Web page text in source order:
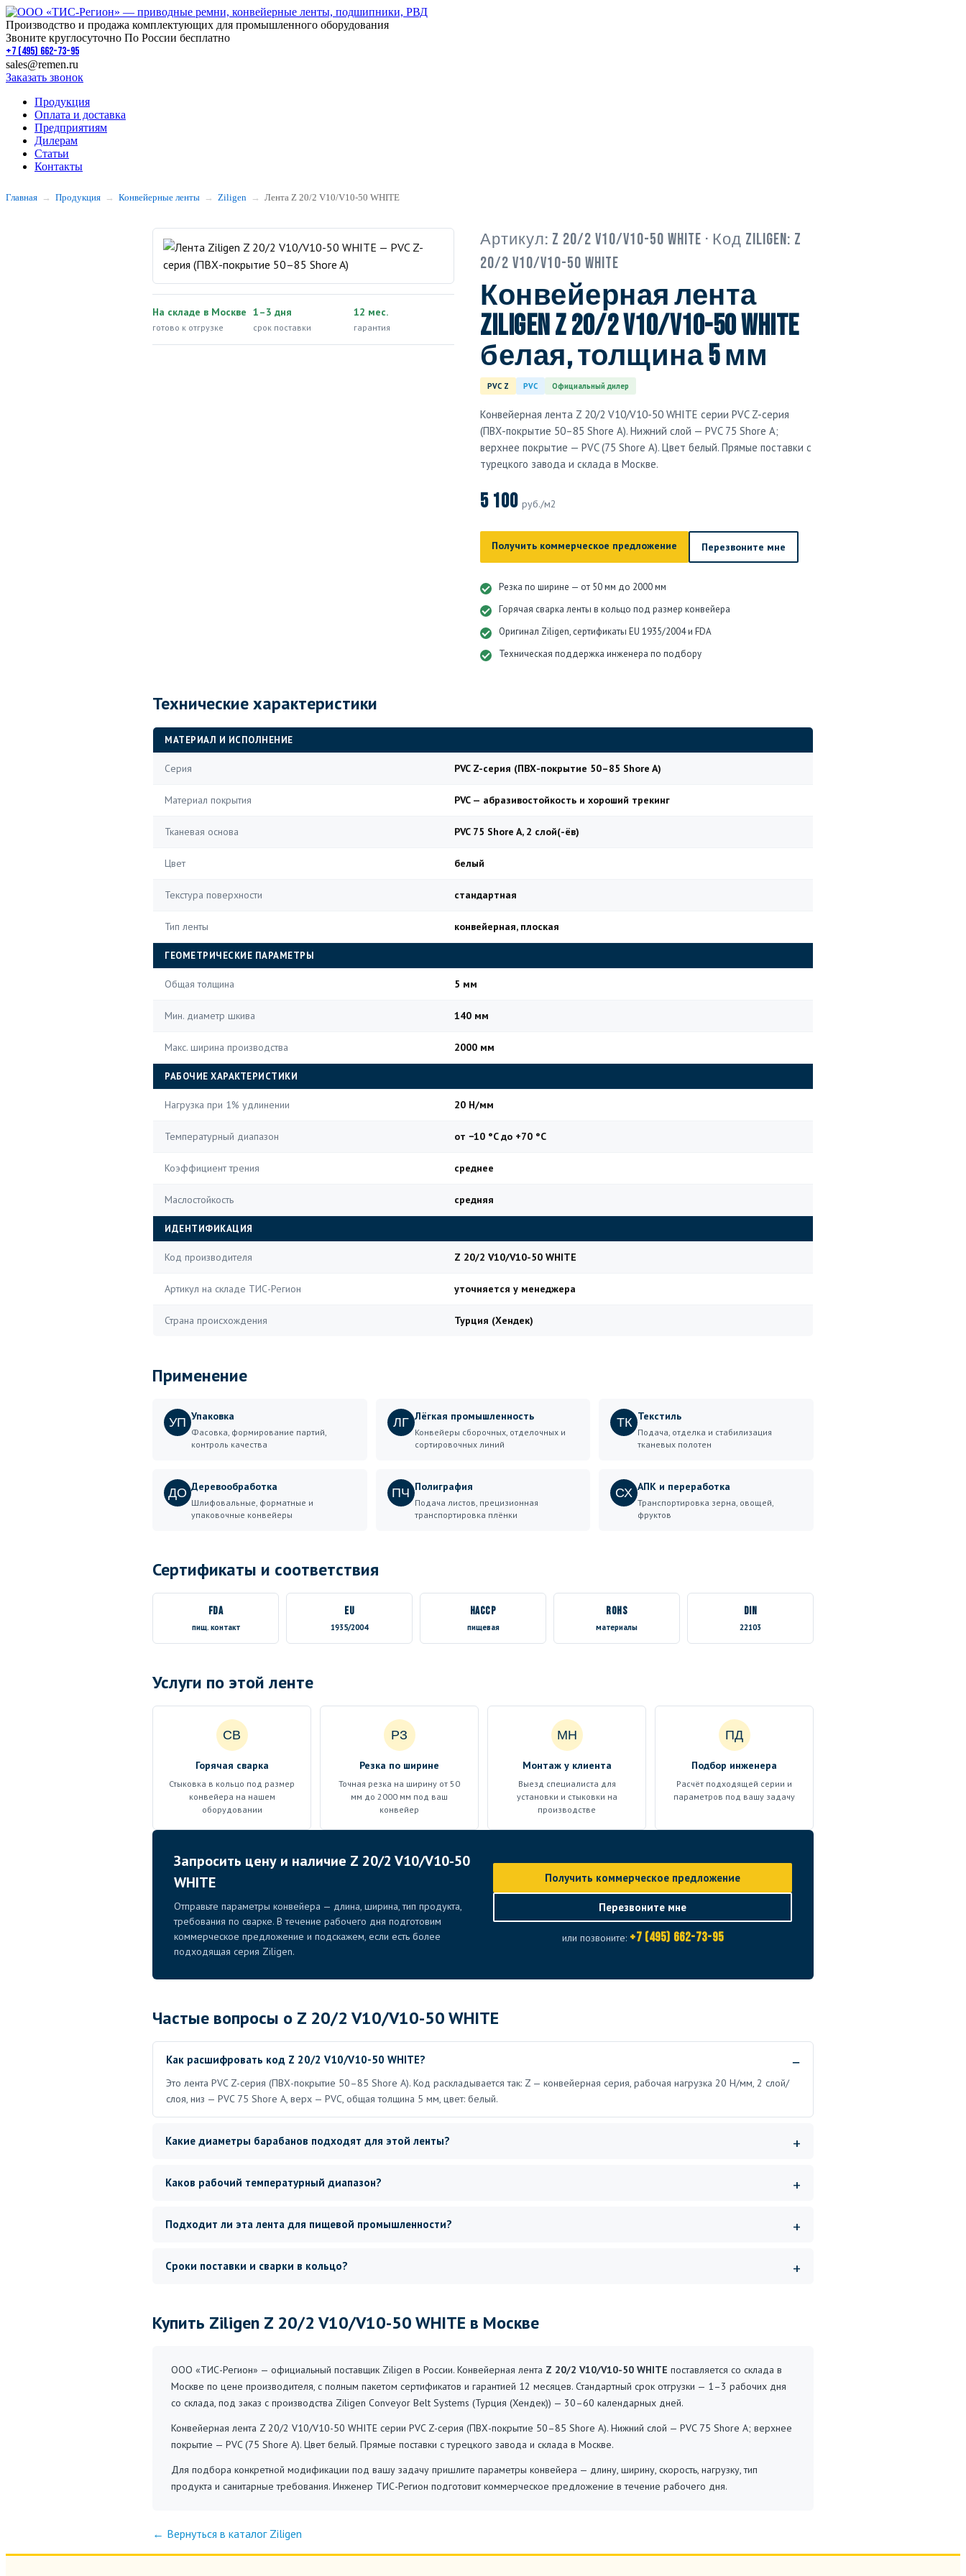
Производство и продажа комплектующих для промышленного оборудования
Звоните круглосуточно По России бесплатно
+7 (495) 662-73-95
sales@remen.ru
Заказать звонок
Продукция
Оплата и доставка
Предприятиям
Дилерам
Статьи
Контакты
Главная Продукция Конвейерные ленты Ziligen Лента Z 20/2 V10/V10-50 WHITE
На складе в Москве
готово к отгрузке
1–3 дня
срок поставки
12 мес.
гарантия
Артикул: Z 20/2 V10/V10-50 WHITE · Код Ziligen: Z
20/2 V10/V10-50 WHITE
Конвейерная лента
Ziligen Z 20/2 V10/V10-50 WHITE
белая, толщина 5 мм
PVC Z PVC Официальный дилер
Конвейерная лента Z 20/2 V10/V10-50 WHITE серии PVC Z-серия
(ПВХ-покрытие 50–85 Shore A). Нижний слой — PVC 75 Shore A;
верхнее покрытие — PVC (75 Shore A). Цвет белый. Прямые поставки с
турецкого завода и склада в Москве.
5 100 руб./м2
Получить коммерческое предложение Перезвоните мне
Резка по ширине — от 50 мм до 2000 мм
Горячая сварка ленты в кольцо под размер конвейера
Оригинал Ziligen, сертификаты EU 1935/2004 и FDA
Техническая поддержка инженера по подбору
Технические характеристики
МАТЕРИАЛ И ИСПОЛНЕНИЕ
Серия PVC Z-серия (ПВХ-покрытие 50–85 Shore A)
Материал покрытия PVC — абразивостойкость и хороший трекинг
Тканевая основа PVC 75 Shore A, 2 слой(-ёв)
Цвет белый
Текстура поверхности стандартная
Тип ленты конвейерная, плоская
ГЕОМЕТРИЧЕСКИЕ ПАРАМЕТРЫ
Общая толщина 5 мм
Мин. диаметр шкива 140 мм
Макс. ширина производства 2000 мм
РАБОЧИЕ ХАРАКТЕРИСТИКИ
Нагрузка при 1% удлинении 20 Н/мм
Температурный диапазон от −10 °C до +70 °C
Коэффициент трения среднее
Маслостойкость средняя
ИДЕНТИФИКАЦИЯ
Код производителя Z 20/2 V10/V10-50 WHITE
Артикул на складе ТИС-Регион уточняется у менеджера
Страна происхождения Турция (Хендек)
Применение
УП Упаковка
Фасовка, формирование партий,
контроль качества
ЛГ Лёгкая промышленность
Конвейеры сборочных, отделочных и
сортировочных линий
ТК Текстиль
Подача, отделка и стабилизация
тканевых полотен
ДО Деревообработка
Шлифовальные, форматные и
упаковочные конвейеры
ПЧ Полиграфия
Подача листов, прецизионная
транспортировка плёнки
СХ АПК и переработка
Транспортировка зерна, овощей,
фруктов
Сертификаты и соответствия
FDA
пищ. контакт
EU
1935/2004
HACCP
пищевая
RoHS
материалы
DIN
22103
Услуги по этой ленте
СВ
Горячая сварка
Стыковка в кольцо под размер
конвейера на нашем
оборудовании
РЗ
Резка по ширине
Точная резка на ширину от 50
мм до 2000 мм под ваш
конвейер
МН
Монтаж у клиента
Выезд специалиста для
установки и стыковки на
производстве
ПД
Подбор инженера
Расчёт подходящей серии и
параметров под вашу задачу
Запросить цену и наличие Z 20/2 V10/V10-50
WHITE
Отправьте параметры конвейера — длина, ширина, тип продукта,
требования по сварке. В течение рабочего дня подготовим
коммерческое предложение и подскажем, если есть более
подходящая серия Ziligen.
Получить коммерческое предложение
Перезвоните мне
или позвоните: +7 (495) 662-73-95
Частые вопросы о Z 20/2 V10/V10-50 WHITE
Как расшифровать код Z 20/2 V10/V10-50 WHITE?
Это лента PVC Z-серия (ПВХ-покрытие 50–85 Shore A). Код раскладывается так: Z — конвейерная серия, рабочая нагрузка 20 Н/мм, 2 слой/
слоя, низ — PVC 75 Shore A, верх — PVC, общая толщина 5 мм, цвет: белый.
Какие диаметры барабанов подходят для этой ленты?
Каков рабочий температурный диапазон?
Подходит ли эта лента для пищевой промышленности?
Сроки поставки и сварки в кольцо?
Купить Ziligen Z 20/2 V10/V10-50 WHITE в Москве
ООО «ТИС-Регион» — официальный поставщик Ziligen в России. Конвейерная лента Z 20/2 V10/V10-50 WHITE поставляется со склада в
Москве по цене производителя, с полным пакетом сертификатов и гарантией 12 месяцев. Стандартный срок отгрузки — 1–3 рабочих дня
со склада, под заказ с производства Ziligen Conveyor Belt Systems (Турция (Хендек)) — 30–60 календарных дней.
Конвейерная лента Z 20/2 V10/V10-50 WHITE серии PVC Z-серия (ПВХ-покрытие 50–85 Shore A). Нижний слой — PVC 75 Shore A; верхнее
покрытие — PVC (75 Shore A). Цвет белый. Прямые поставки с турецкого завода и склада в Москве.
Для подбора конкретной модификации под вашу задачу пришлите параметры конвейера — длину, ширину, скорость, нагрузку, тип
продукта и санитарные требования. Инженер ТИС-Регион подготовит коммерческое предложение в течение рабочего дня.
← Вернуться в каталог Ziligen